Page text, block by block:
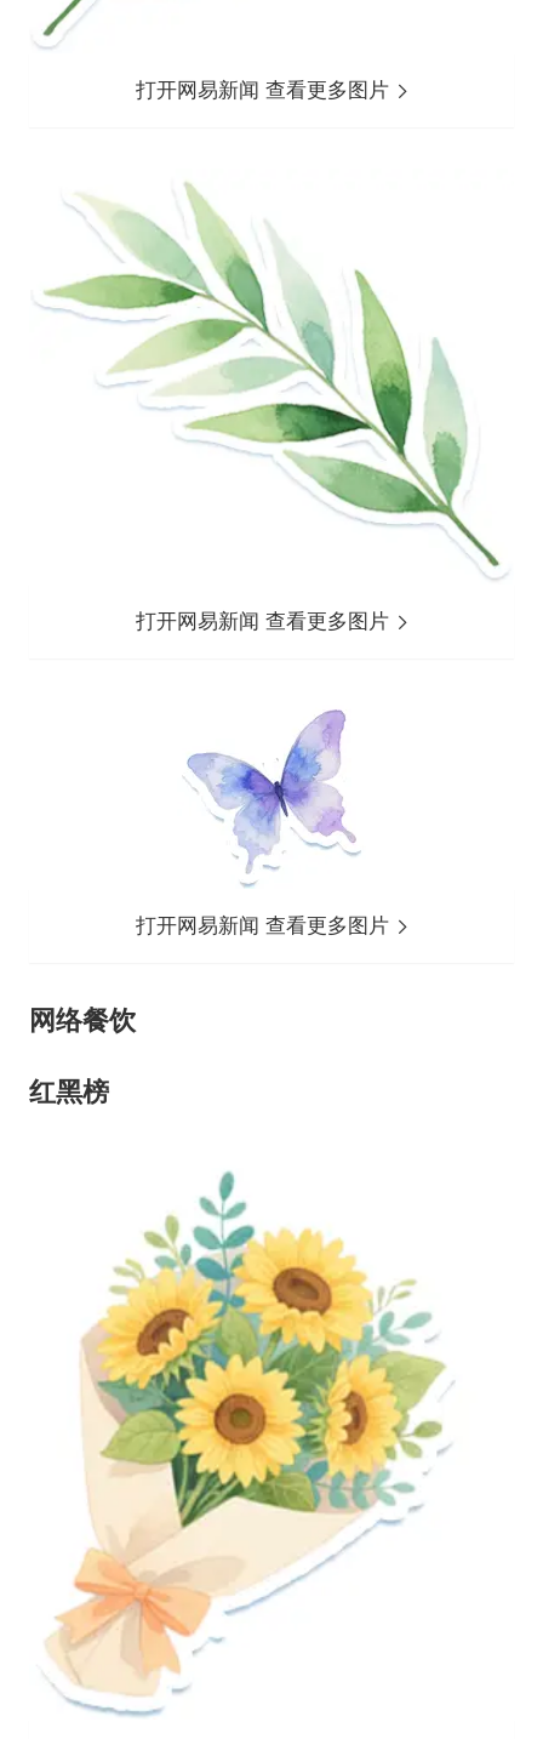
打开网易新闻 查看更多图片
打开网易新闻 查看更多图片
打开网易新闻 查看更多图片
网络餐饮
红黑榜